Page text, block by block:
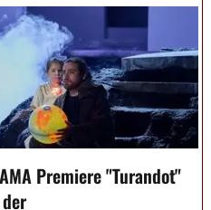
Premiere "Turandot"